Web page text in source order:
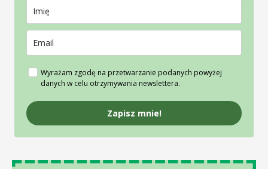
Wyrażam zgodę na przetwarzanie podanych powyżej
danych w celu otrzymywania newslettera.
Zapisz mnie!